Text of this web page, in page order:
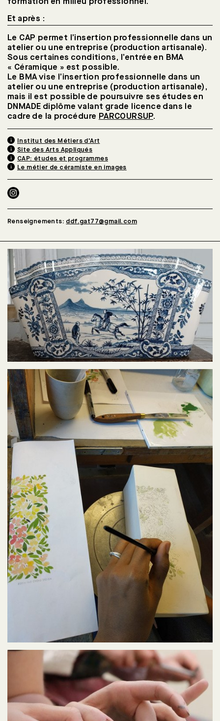
Et après :
Le CAP permet l’insertion professionnelle dans un
atelier ou une entreprise (production artisanale).
Sous certaines conditions, l’entrée en BMA
« Céramique » est possible.
Le BMA vise l’insertion professionnelle dans un
atelier ou une entreprise (production artisanale),
mais il est possible de poursuivre ses études en
DNMADE diplôme valant grade licence dans le
cadre de la procédure PARCOURSUP.
Institut des Métiers d'Art
Site des Arts Appliqués
CAP: études et programmes
Le métier de céramiste en images
Renseignements: ddf.gat77@gmail.com